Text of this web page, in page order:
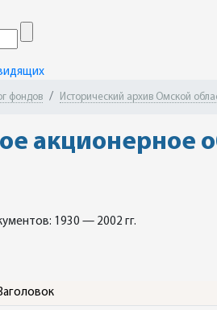
фондов Исторический архив Омской
акционерное
1930 — 2002 гг.